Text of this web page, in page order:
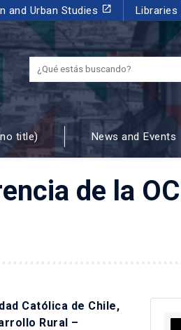
and Urban Studies launch Libraries
¿Qué estás
title) News and Events
de la
Católica de Chile,
Rural –